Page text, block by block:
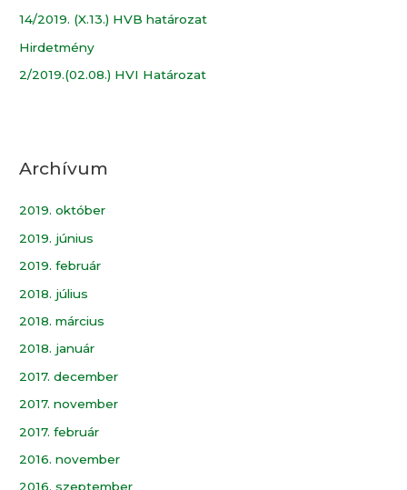
14/2019. (X.13.) HVB határozat
Hirdetmény
2/2019.(02.08.) HVI Határozat
Archívum
2019. október
2019. június
2019. február
2018. július
2018. március
2018. január
2017. december
2017. november
2017. február
2016. november
2016. szeptember